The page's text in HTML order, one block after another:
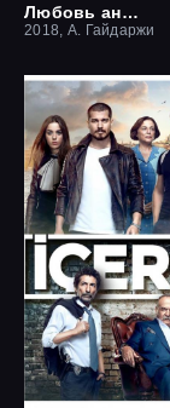
Любовь ангелов
2018, А. Гайдаржи